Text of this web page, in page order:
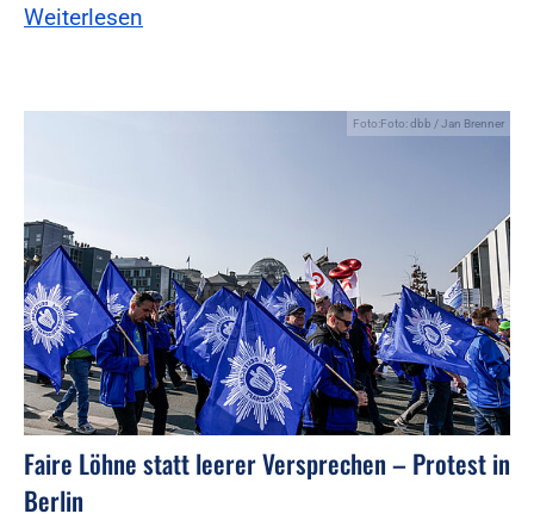
Weiterlesen
Foto:Foto: dbb / Jan Brenner
Faire Löhne statt leerer Versprechen – Protest in
Berlin